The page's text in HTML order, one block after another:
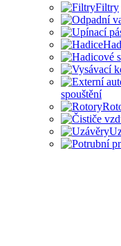
Filtry
spouštění